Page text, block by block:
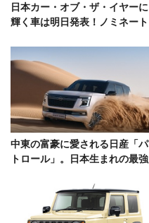
日本カー・オブ・ザ・イヤーに
輝く車は明日発表！ノミネート
中東の富豪に愛される日産「パ
トロール」。日本生まれの最強